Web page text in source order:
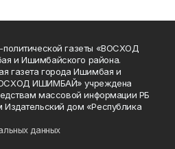
газеты «ВОСХОД
и Ишимбайского района.
газета города Ишимбая и
ИШИМБАЙ» учреждена
массовой информации РБ
дом «Республика
данных